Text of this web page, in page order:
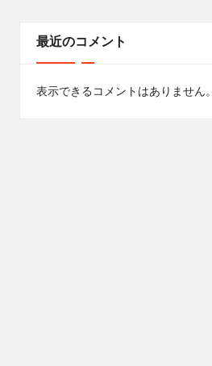
最近のコメント
表示できるコメントはありません。